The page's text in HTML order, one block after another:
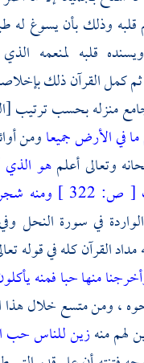
وذلك بأن يسوغ له
قلبه لمنعمه
ثم كمل القرآن ذلك
منزله بحسب ترتيب
في الأرض جميعاومن
وتعالى أعلمهو الذي
[ ص: ومنه
في سورة
القرآن كله في قوله
منها حبا فمنه
، ومن متسع خلال هذا
لهم منهزين للناس حب